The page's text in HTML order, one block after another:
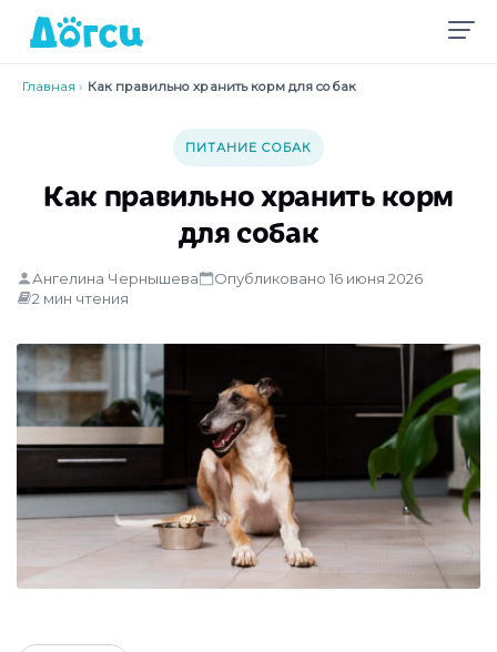
Главная › Как правильно хранить корм для собак
ПИТАНИЕ СОБАК
Как правильно хранить корм
для собак
Ангелина Чернышева
Опубликовано 16 июня 2026
2 мин чтения